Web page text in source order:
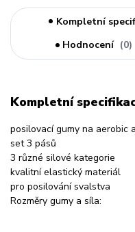
Kompletní
Hodnocení
0
Kompletní
posilovací gumy na aerobic
set 3 pásů
3 různé silové kategorie
kvalitní elastický materiál
pro posilování svalstva
Rozměry gumy a síla: